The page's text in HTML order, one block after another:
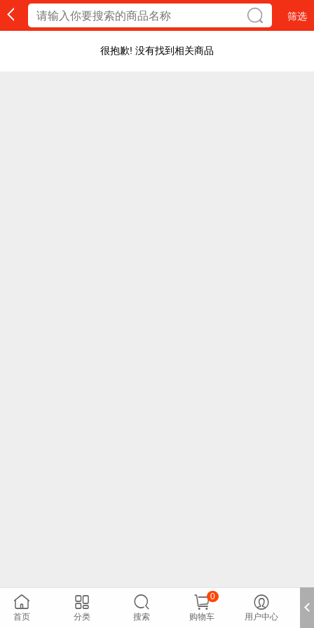
筛选
很抱歉! 没有找到相关商品

首页

分类

搜索

购物车
0 
用户中心